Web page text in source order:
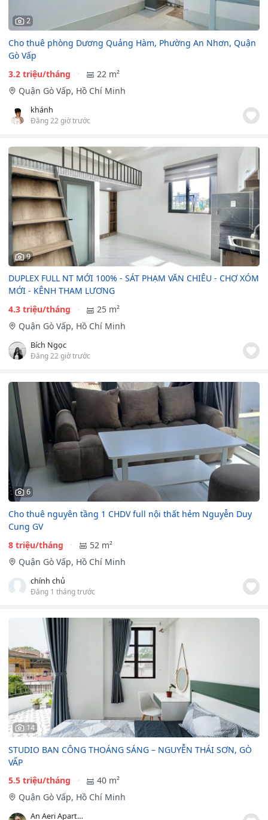
2
Cho thuê phòng Dương Quảng Hàm, Phường An Nhơn, Quận
Gò Vấp
3.2 triệu/tháng
22 m²
Quận Gò Vấp, Hồ Chí Minh
khánh
Đăng 22 giờ trước
9
DUPLEX FULL NT MỚI 100% - SÁT PHẠM VĂN CHIÊU - CHỢ XÓM
MỚI - KÊNH THAM LƯƠNG
4.3 triệu/tháng
25 m²
Quận Gò Vấp, Hồ Chí Minh
Bích Ngọc
Đăng 22 giờ trước
6
Cho thuê nguyên tầng 1 CHDV full nội thất hẻm Nguyễn Duy
Cung GV
8 triệu/tháng
52 m²
Quận Gò Vấp, Hồ Chí Minh
chính chủ
Đăng 1 tháng trước
14
STUDIO BAN CÔNG THOÁNG SÁNG – NGUYỄN THÁI SƠN, GÒ
VẤP
5.5 triệu/tháng
40 m²
Quận Gò Vấp, Hồ Chí Minh
An Aeri Apartment